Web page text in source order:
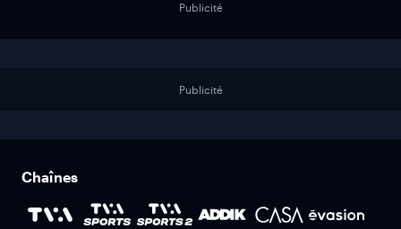
Publicité
Publicité
Chaînes